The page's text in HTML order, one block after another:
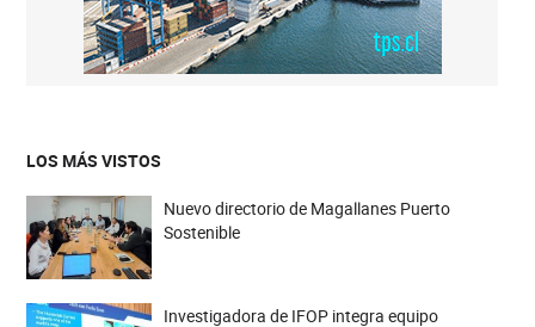
LOS MÁS VISTOS
Nuevo directorio de Magallanes Puerto
Sostenible
Investigadora de IFOP integra equipo